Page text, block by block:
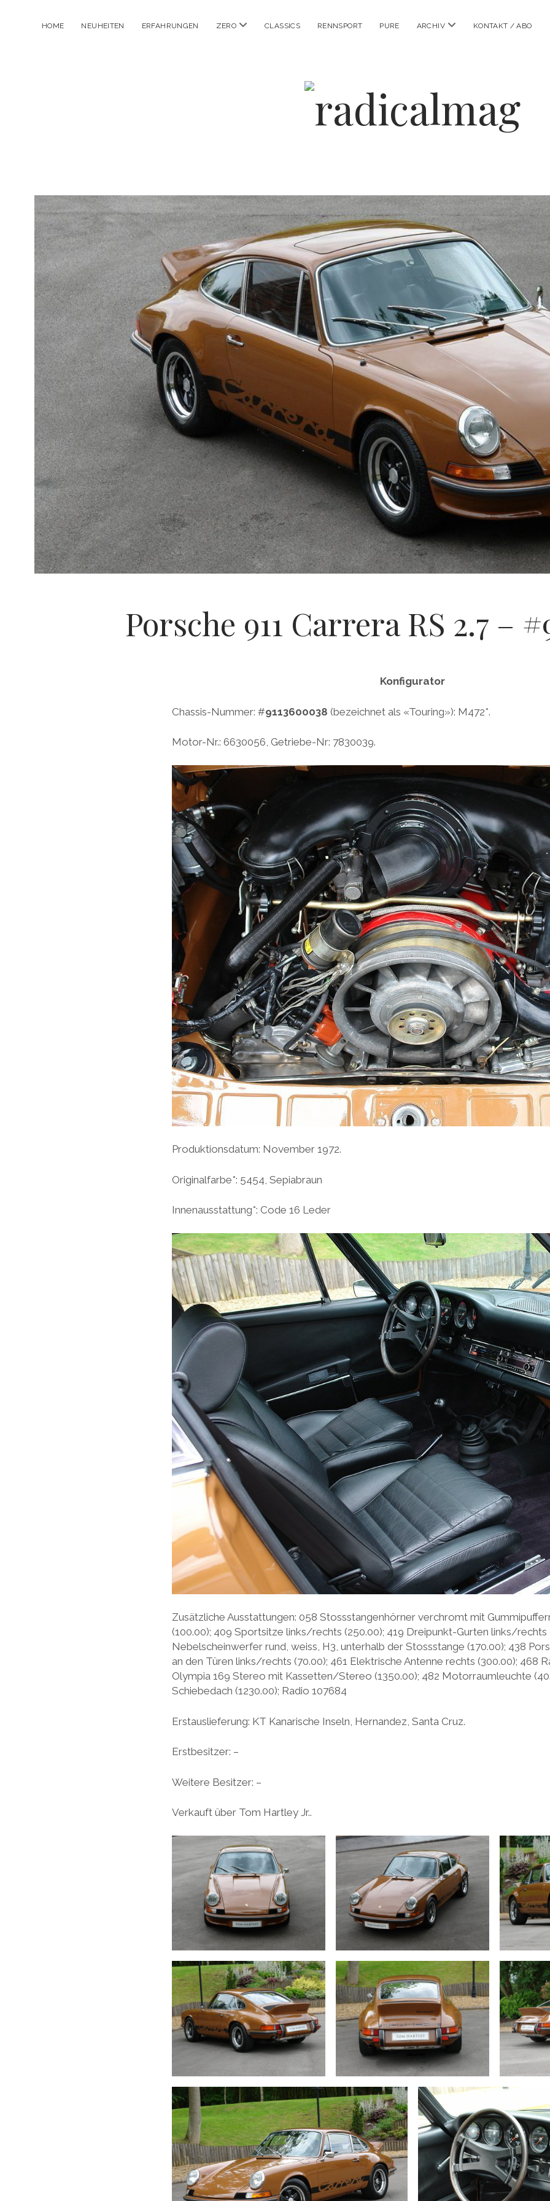
HOME NEUHEITEN ERFAHRUNGEN ZERO Menü
CLASSICS RENNSPORT PURE ARCHIV Menü
KONTAKT / ABO
radicalmag
Porsche 911 Carrera RS 2.7 –
Konfigurator
Chassis-Nummer: #9113600038 (bezeichnet als «Touring»): M472*.
Motor-Nr.: 6630056, Getriebe-Nr: 7830039.
Produktionsdatum: November 1972.
Originalfarbe*: 5454, Sepiabraun
Innenausstattung*: Code 16 Leder
Zusätzliche Ausstattungen: 058 Stossstangenhörner verchromt mit
(100.00); 409 Sportsitze links/rechts (250.00); 419 Dreipunkt-Gurten links/rechts
Nebelscheinwerfer rund, weiss, H3, unterhalb der Stossstange (170.00); 438
an den Türen links/rechts (70.00); 461 Elektrische Antenne rechts (300.00); 468
Olympia 169 Stereo mit Kassetten/Stereo (1350.00); 482 Motorraumleuchte
Schiebedach (1230.00); Radio 107684
Erstauslieferung: KT Kanarische Inseln, Hernandez, Santa Cruz.
Erstbesitzer: –
Weitere Besitzer: –
Verkauft über Tom Hartley Jr..